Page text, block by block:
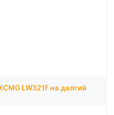
LW321F на долгий